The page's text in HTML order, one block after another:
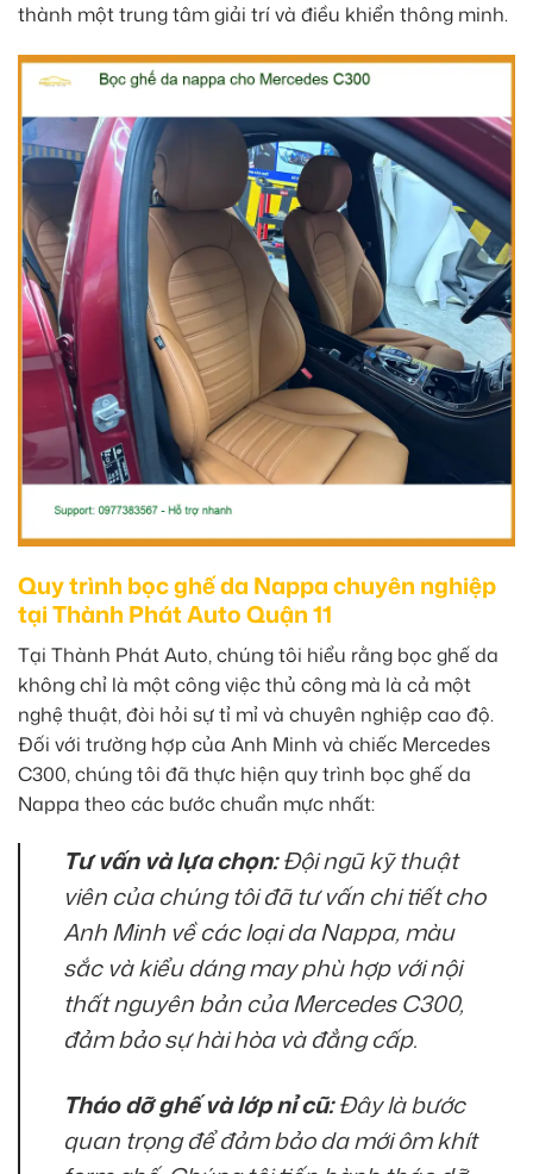
thành một trung tâm giải trí và điều khiển thông minh.
Quy trình bọc ghế da Nappa chuyên nghiệp
tại Thành Phát Auto Quận 11
Tại Thành Phát Auto, chúng tôi hiểu rằng bọc ghế da
không chỉ là một công việc thủ công mà là cả một
nghệ thuật, đòi hỏi sự tỉ mỉ và chuyên nghiệp cao độ.
Đối với trường hợp của Anh Minh và chiếc Mercedes
C300, chúng tôi đã thực hiện quy trình bọc ghế da
Nappa theo các bước chuẩn mực nhất:
Tư vấn và lựa chọn:Đội ngũ kỹ thuật
viên của chúng tôi đã tư vấn chi tiết cho
Anh Minh về các loại da Nappa, màu
sắc và kiểu dáng may phù hợp với nội
thất nguyên bản của Mercedes C300,
đảm bảo sự hài hòa và đẳng cấp.
Tháo dỡ ghế và lớp nỉ cũ:Đây là bước
quan trọng để đảm bảo da mới ôm khít